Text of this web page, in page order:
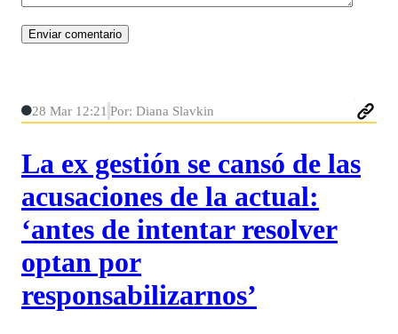
28 Mar 12:21 Por: Diana Slavkin
La ex gestión se cansó de las
acusaciones de la actual:
‘antes de intentar resolver
optan por
responsabilizarnos’